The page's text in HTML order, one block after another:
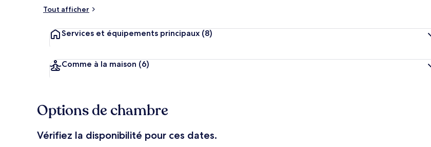
Tout afficher
Services et équipements principaux (8)
Comme à la maison (6)
Options de chambre
Vérifiez la disponibilité pour ces dates.